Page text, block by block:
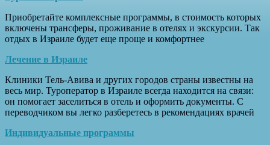
Приобретайте комплексные программы, в стоимость которых
включены трансферы, проживание в отелях и экскурсии. Так
отдых в Израиле будет еще проще и комфортнее
Лечение в Израиле
Клиники Тель-Авива и других городов страны известны на
весь мир. Туроператор в Израиле всегда находится на связи:
он помогает заселиться в отель и оформить документы. С
переводчиком вы легко разберетесь в рекомендациях врачей
Индивидуальные программы